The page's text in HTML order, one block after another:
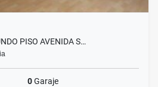
PISO AVENIDA S…
0Garaje